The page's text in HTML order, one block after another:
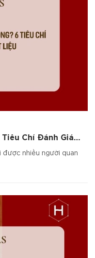
Tiêu Chí Đánh Giá
được nhiều người quan